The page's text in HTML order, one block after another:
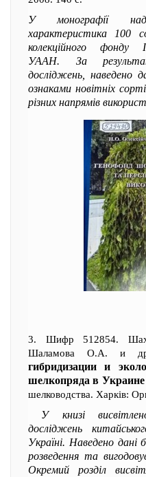
У монографії
характеристика 100
колекційного фонду
УААН. За
досліджень, наведено
ознаками новітніх
різних напрямів
3. Шифр 512854.
Шаламова О.А. и
гибридизации и
шелкопряда в
шелководства. Харків:
У книзі
досліджень
Україні. Наведено дані
розведення та
Окремий розділ